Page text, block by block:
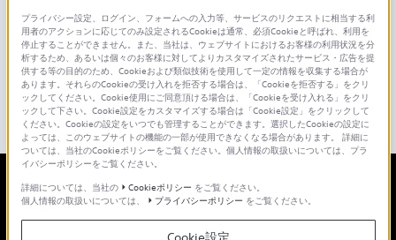
ド・お問い合わせ
ソニーストアのご利用方法・サービスに関してのご案
内はこちら
海外仕様製品
オーバーシーズモデルに関してのご案内はこちら
日本
プライバシー設定、ログイン、フォームへの入力等、サービスのリクエストに相当する利
用者のアクションに応じてのみ設定されるCookieは通常、必須Cookieと呼ばれ、利用を
停止することができません。また、当社は、ウェブサイトにおけるお客様の利用状況を分
析するため、あるいは個々のお客様に対してよりカスタマイズされたサービス・広告を提
供する等の目的のため、Cookieおよび類似技術を使用して一定の情報を収集する場合が
あります。それらのCookieの受け入れを拒否する場合は、「Cookieを拒否する」をクリ
ックしてください。Cookie使用にご同意頂ける場合は、「Cookieを受け入れる」をクリ
ックして下さい。Cookie設定をカスタマイズする場合は「Cookie設定」をクリックして
ください。Cookieの設定をいつでも管理することができます。選択したCookieの設定に
よっては、このウェブサイトの機能の一部が使用できなくなる場合があります。 詳細に
ついては、当社のCookieポリシーをご覧ください。個人情報の取扱いについては、プラ
イバシーポリシーをご覧ください。
詳細については、当社の
Cookieポリシー をご覧ください。
個人情報の取扱いについては、
プライバシーポリシー をご覧ください。